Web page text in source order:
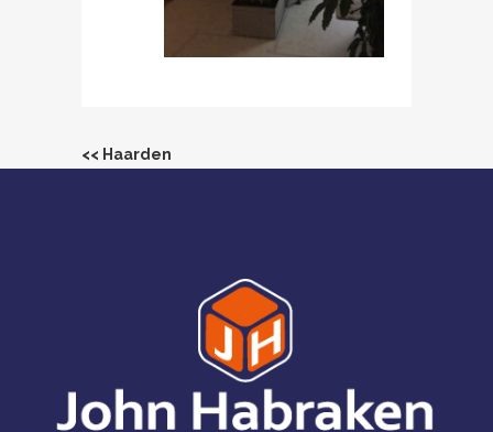
<< Haarden